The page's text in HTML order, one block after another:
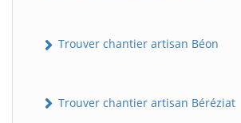
Trouver chantier artisan Béon
Trouver chantier artisan Béréziat